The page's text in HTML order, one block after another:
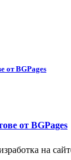
от BGPages
от BGPages
на